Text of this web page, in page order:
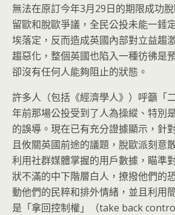
無法在原訂今年3月29日的期限成功
留歐和脫歐爭議，全民公投未能一錘
埃落定，反而造成英國內部對立益趨
趨惡化，整個英國也陷入一種彷彿是
卻沒有任何人能夠阻止的狀態。
許多人（包括《經濟學人》）呼籲「
年前那場公投受到了人為操縱、特別
的誤導。現在已有充分證據顯示，針
且攸關英國前途的議題，脫歐派刻意
利用社群媒體掌握的用戶數據，瞄準
狀不滿的中下階層白人，撩撥他們的
動他們的民粹和排外情緒，並且利用
是「拿回控制權」（take back